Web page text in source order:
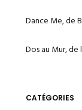
Dance Me, de
Dos au Mur,
CATÉGORIES